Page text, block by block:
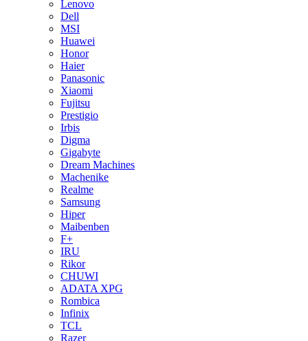
Lenovo
Dell
MSI
Huawei
Honor
Haier
Panasonic
Xiaomi
Fujitsu
Prestigio
Irbis
Digma
Gigabyte
Dream Machines
Machenike
Realme
Samsung
Hiper
Maibenben
F+
IRU
Rikor
CHUWI
ADATA XPG
Rombica
Infinix
TCL
Razer